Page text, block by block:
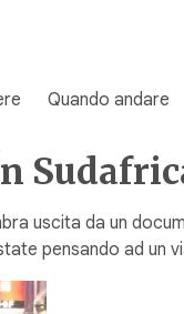
Quando andare
uscita da un
pensando ad un